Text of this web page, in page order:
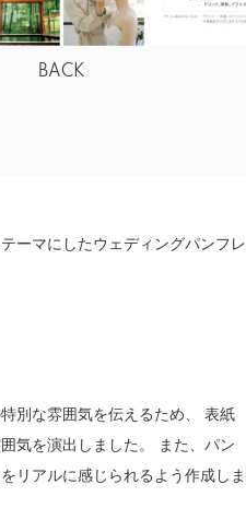
BACK
ーマにしたウェディングパンフレ
別な雰囲気を伝えるため、 表紙
気を演出しました。 また、パン
リアルに感じられるよう作成しま